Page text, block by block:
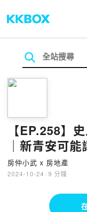
【EP.258】
｜新青安可
美國次貸風暴
位房仲團隊｜
房仲小武 x 房地產
2024-10-24 · 9 分鐘